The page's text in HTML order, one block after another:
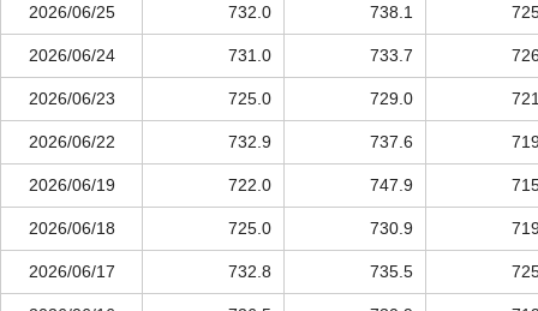
2026/06/25 732.0 738.1
2026/06/24 731.0 733.7
2026/06/23 725.0 729.0
2026/06/22 732.9 737.6
2026/06/19 722.0 747.9
2026/06/18 725.0 730.9
2026/06/17 732.8 735.5